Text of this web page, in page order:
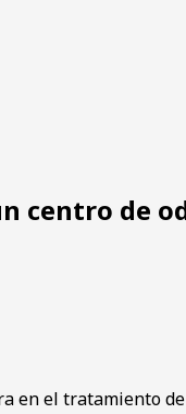
centro de
en el tratamiento